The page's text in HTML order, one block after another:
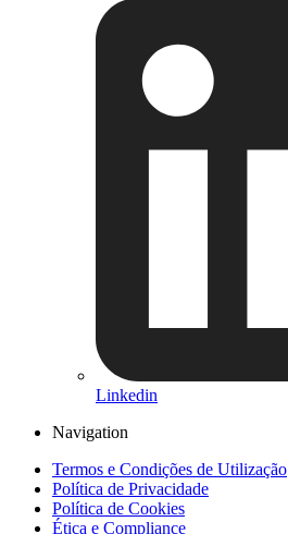
Linkedin
Navigation
Termos e Condições de Utilização
Política de Privacidade
Política de Cookies
Ética e Compliance